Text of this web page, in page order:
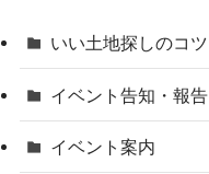
いい土地探しのコツ
イベント告知・報告
イベント案内